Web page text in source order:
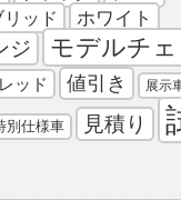
ッド ホワイト
ジ モデルチ
レッド 値引き 展示
別仕様車 見積り